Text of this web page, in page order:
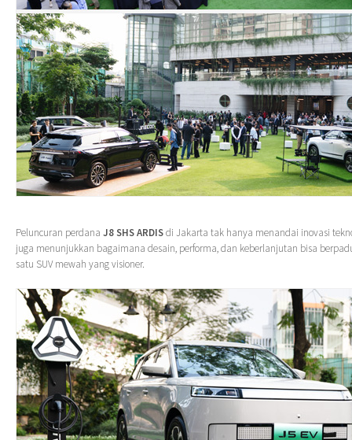
Peluncuran perdana J8 SHS ARDISdi Jakarta tak hanya menandai inovasi
juga menunjukkan bagaimana desain, performa, dan keberlanjutan bisa
satu SUV mewah yang visioner.